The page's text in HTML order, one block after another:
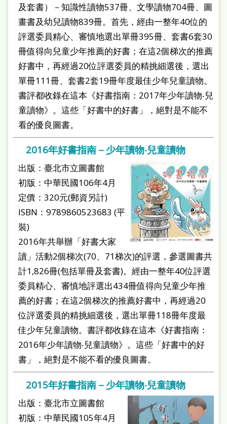
及套書）－知識性讀物537冊、文學讀物704冊、圖
畫書及幼兒讀物839冊。首先，經由一整年40位的
評選委員精心、審慎地選出單冊395冊、套書6套30
冊值得向兒童少年推薦的好書；在這2個梯次的推薦
好書中，再經過20位評選委員的精挑細選後，選出
單冊111冊、套書2套19冊年度最佳少年兒童讀物。
書評都收錄在這本《好書指南：2017年少年讀物‧兒
童讀物》。這些「好書中的好書」，絕對是不能不
看的優良圖書。
2016年好書指南－少年讀物‧兒童讀物
出版：臺北市立圖書館
初版：中華民國106年4月
定價：320元(郵資另計)
ISBN：9789860523683 (平
裝)
2016年共舉辦「好書大家
讀」活動2個梯次(70、71梯次)的評選，參選圖書共
計1,826冊(包括單冊及套書)。經由一整年40位評選
委員精心、審慎地評選出434冊值得向兒童少年推
薦的好書；在這2個梯次的推薦好書中，再經過20
位評選委員的精挑細選後，選出單冊118冊年度最
佳少年兒童讀物。書評都收錄在這本《好書指南：
2016年少年讀物‧兒童讀物》。這些「好書中的好
書」，絕對是不能不看的優良圖書。
2015年好書指南－少年讀物‧兒童讀物
出版：臺北市立圖書館
初版：中華民國105年4月